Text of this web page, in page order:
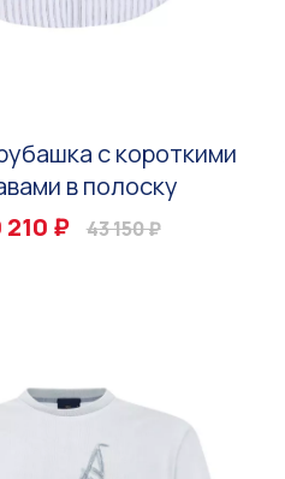
с короткими
в полоску
210 ₽
43 150 ₽